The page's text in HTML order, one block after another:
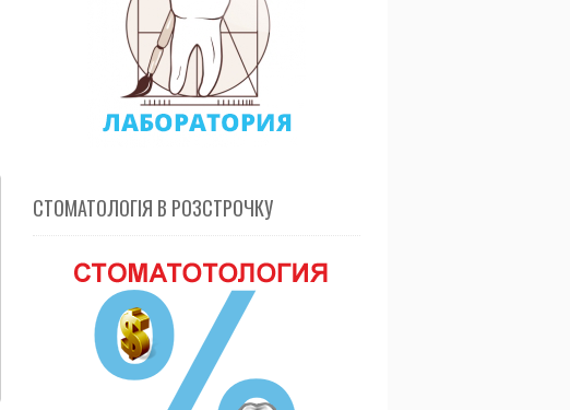
СТОМАТОЛОГІЯ В РОЗСТРОЧКУ